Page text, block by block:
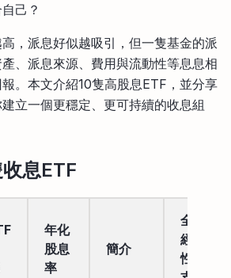
己？
，派息好似越吸引，但一隻基金的派
、派息來源、費用與流動性等息息相
。本文介紹10隻高股息ETF，並分享
立一個更穩定、更可持續的收息組
息ETF
年化
股息
率
簡介
全年
經常
性開